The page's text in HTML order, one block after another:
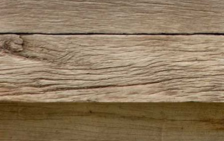
IMG_5676